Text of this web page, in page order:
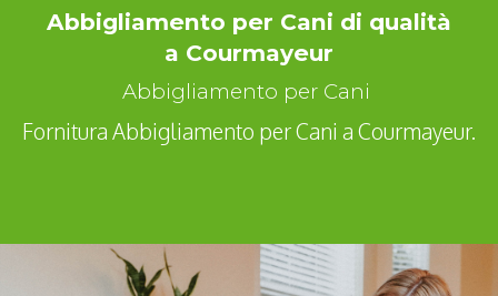
Abbigliamento per Cani di qualità
a Courmayeur
Abbigliamento per Cani
Fornitura Abbigliamento per Cani a Courmayeur.